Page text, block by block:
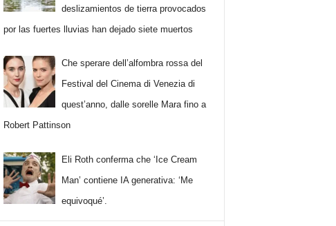
deslizamientos de tierra provocados
por las fuertes lluvias han dejado siete muertos
Che sperare dell’alfombra rossa del
Festival del Cinema di Venezia di
quest’anno, dalle sorelle Mara fino a
Robert Pattinson
Eli Roth conferma che ‘Ice Cream
Man’ contiene IA generativa: ‘Me
equivoqué’.